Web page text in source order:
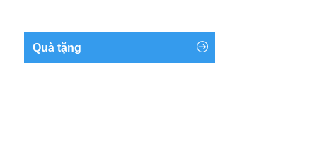
Quà tặng